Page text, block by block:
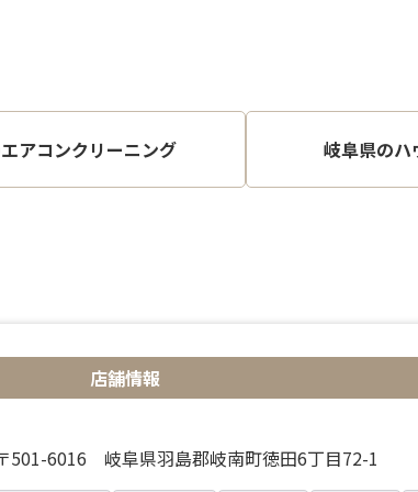
アコンクリーニング 岐阜県のハ
店舗情報
501-6016 岐阜県羽島郡岐南町徳田6丁目72-1